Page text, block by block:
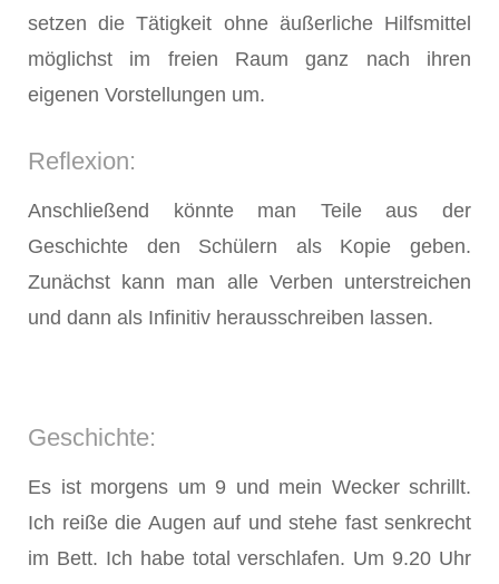
setzen die Tätigkeit ohne äußerliche Hilfsmittel
möglichst im freien Raum ganz nach ihren
eigenen Vorstellungen um.
Reflexion:
Anschließend könnte man Teile aus der
Geschichte den Schülern als Kopie geben.
Zunächst kann man alle Verben unterstreichen
und dann als Infinitiv herausschreiben lassen.
Geschichte:
Es ist morgens um 9 und mein Wecker schrillt.
Ich reiße die Augen auf und stehe fast senkrecht
im Bett. Ich habe total verschlafen. Um 9.20 Uhr